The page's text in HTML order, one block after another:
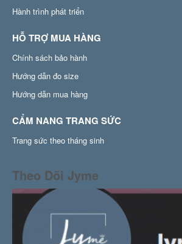
Hành trình phát triển
HỖ TRỢ MUA HÀNG
Chính sách bảo hành
Hướng dẫn đo size
Hướng dẫn mua hàng
CẨM NANG TRANG SỨC
Trang sức theo tháng sinh
Theo Dõi Jyme